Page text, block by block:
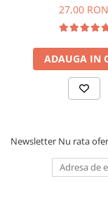
27,00 RON
ADAUGA IN
Newsletter Nu rata